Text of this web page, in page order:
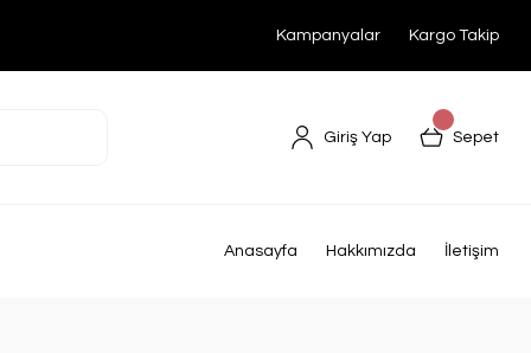
Kampanyalar Kargo Takip
Giriş Yap Sepet
Anasayfa Hakkımızda İletişim